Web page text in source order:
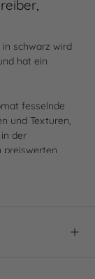
in schwarz wird
hat ein
fesselnde
und Texturen,
der
preiswerten
mit seinem